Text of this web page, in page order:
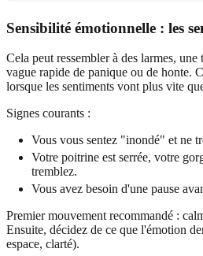
Sensibilité émotionnelle : les
Cela peut ressembler à des larmes, une
vague rapide de panique ou de honte.
lorsque les sentiments vont plus vite
Signes courants :
Vous vous sentez "inondé" et ne
Votre poitrine est serrée, votre
tremblez.
Vous avez besoin d'une pause
Premier mouvement recommandé :
Ensuite, décidez de ce que l'émotion
espace, clarté).